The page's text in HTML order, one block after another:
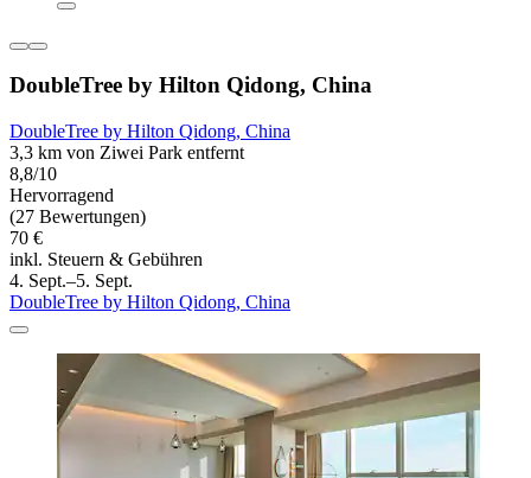
DoubleTree by Hilton Qidong, China
DoubleTree by Hilton Qidong, China
3,3 km von Ziwei Park entfernt
8,8/10
Hervorragend
(27 Bewertungen)
70 €
inkl. Steuern & Gebühren
4. Sept.–5. Sept.
DoubleTree by Hilton Qidong, China